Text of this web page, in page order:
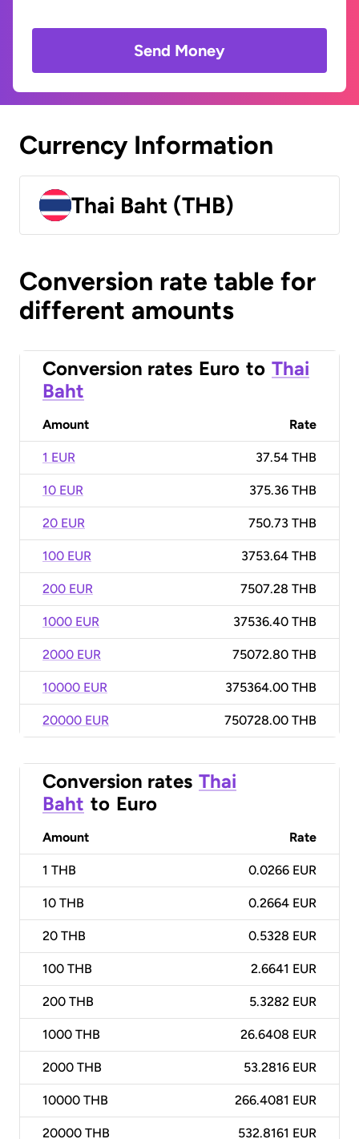
Send Money
Currency Information
Thai Baht (THB)
Conversion rate table for
different amounts
Conversion rates Euro to Thai
Baht
Amount Rate
1 EUR 37.54 THB
10 EUR 375.36 THB
20 EUR 750.73 THB
100 EUR 3753.64 THB
200 EUR 7507.28 THB
1000 EUR 37536.40 THB
2000 EUR 75072.80 THB
10000 EUR 375364.00 THB
20000 EUR 750728.00 THB
Conversion rates Thai
Baht to Euro
Amount Rate
1 THB 0.0266 EUR
10 THB 0.2664 EUR
20 THB 0.5328 EUR
100 THB 2.6641 EUR
200 THB 5.3282 EUR
1000 THB 26.6408 EUR
2000 THB 53.2816 EUR
10000 THB 266.4081 EUR
20000 THB 532.8161 EUR